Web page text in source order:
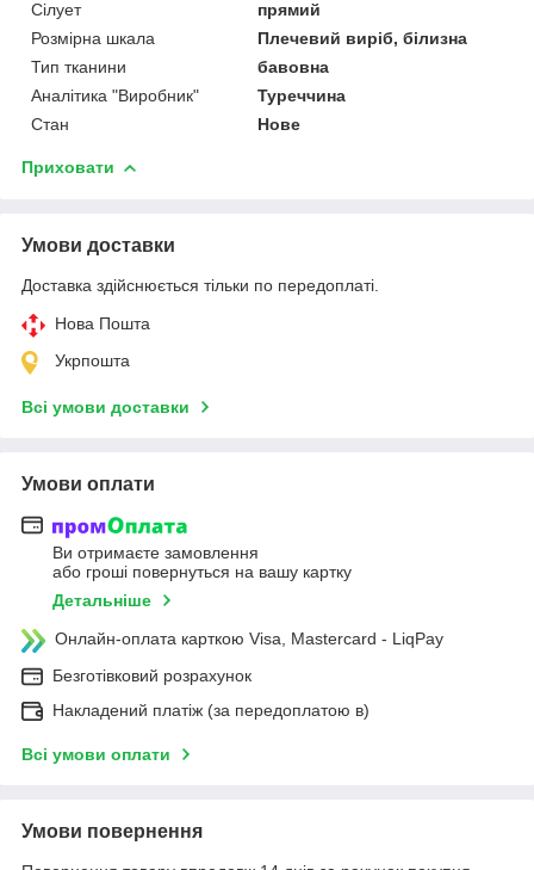
Сілует
прямий
Розмірна шкала
Плечевий виріб, білизна
Тип тканини
бавовна
Аналітика "Виробник"
Туреччина
Стан
Нове
Приховати
Умови доставки
Доставка здійснюється тільки по передоплаті.
Нова Пошта
Укрпошта
Всі умови доставки
Умови оплати
Ви отримаєте замовлення
або гроші повернуться на вашу картку
Детальніше
Онлайн-оплата карткою Visa, Mastercard - LiqPay
Безготівковий розрахунок
Накладений платіж (за передоплатою в)
Всі умови оплати
Умови повернення